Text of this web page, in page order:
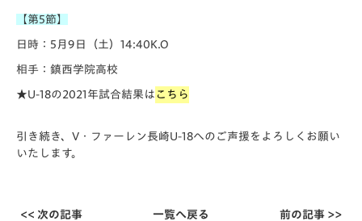
【第5節】
日時：5月9日（土）14:40K.O
相手：鎮西学院高校
★U-18の2021年試合結果は こちら
引き続き、V・ファーレン長崎U-18へのご声援をよろしくお願い
いたします。
<< 次の記事 一覧へ戻る 前の記事 >>